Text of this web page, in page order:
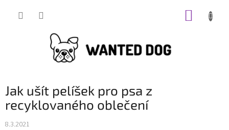
Jak ušít pelíšek pro psa z
recyklovaného oblečení
8.3.2021